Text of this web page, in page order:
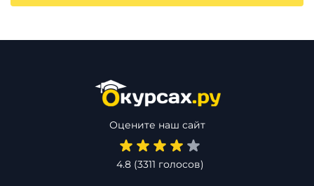
Оцените наш сайт
4.8(3311 голосов)